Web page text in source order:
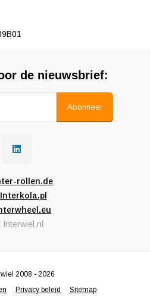
de nieuwsbrief:
Abonneer
rollen.de
Interkola.pl
Interwiel.nl
Privacy beleid Sitemap
2008 - 2026